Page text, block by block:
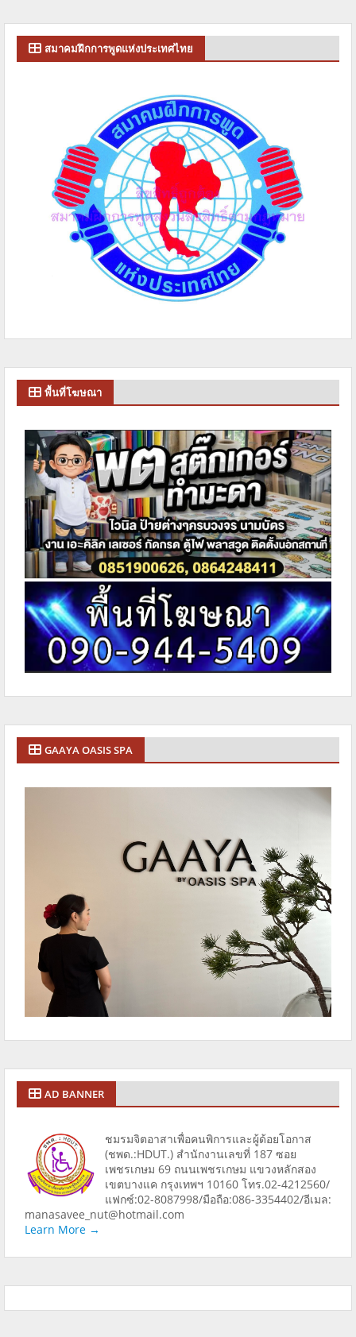
สมาคมฝึกการพูดแห่งประเทศไทย
พื้นที่โฆษณา
GAAYA OASIS SPA
AD BANNER
ชมรมจิตอาสาเพื่อคนพิการและผู้ด้อยโอกาส
(ชพด.:HDUT.) สำนักงานเลขที่ 187 ซอย
เพชรเกษม 69 ถนนเพชรเกษม แขวงหลักสอง
เขตบางแค กรุงเทพฯ 10160 โทร.02-4212560/
แฟกซ์:02-8087998/มือถือ:086-3354402/อีเมล:
manasavee_nut@hotmail.com
Learn More →